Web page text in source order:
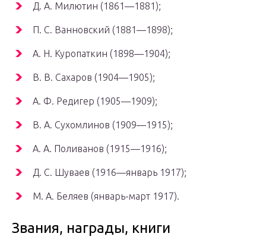
Д. А. Милютин (1861—1881);
П. С. Ванновский (1881—1898);
А. Н. Куропаткин (1898—1904);
В. В. Сахаров (1904—1905);
А. Ф. Редигер (1905—1909);
В. А. Сухомлинов (1909—1915);
А. А. Поливанов (1915—1916);
Д. С. Шуваев (1916—январь 1917);
М. А. Беляев (январь-март 1917).
Звания, награды, книги